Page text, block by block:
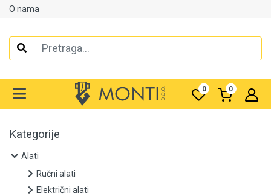
O nama
0 0
Alati
Električni alati
Pneumatski alati
Kategorije
Alati
Ručni alati
Električni alati